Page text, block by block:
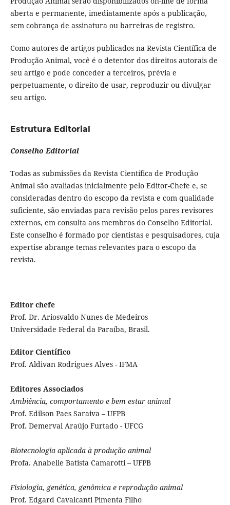
aberta e permanente, imediatamente após a publicação,
sem cobrança de assinatura ou barreiras de registro.
Como autores de artigos publicados na Revista Científica de
Produção Animal, você é o detentor dos direitos autorais de
seu artigo e pode conceder a terceiros, prévia e
perpetuamente, o direito de usar, reproduzir ou divulgar
seu artigo.
Estrutura Editorial
Conselho Editorial
Todas as submissões da Revista Científica de Produção
Animal são avaliadas inicialmente pelo Editor-Chefe e, se
consideradas dentro do escopo da revista e com qualidade
suficiente, são enviadas para revisão pelos pares revisores
externos, em consulta aos membros do Conselho Editorial.
Este conselho é formado por cientistas e pesquisadores, cuja
expertise abrange temas relevantes para o escopo da
revista.
Editor chefe
Prof. Dr. Ariosvaldo Nunes de Medeiros
Universidade Federal da Paraíba, Brasil.
Editor Científico
Prof. Aldivan Rodrigues Alves - IFMA
Editores Associados
Ambiência, comportamento e bem estar animal
Prof. Edilson Paes Saraiva – UFPB
Prof. Demerval Araújo Furtado - UFCG
Biotecnologia aplicada à produção animal
Profa. Anabelle Batista Camarotti – UFPB
Fisiologia, genética, genômica e reprodução animal
Prof. Edgard Cavalcanti Pimenta Filho